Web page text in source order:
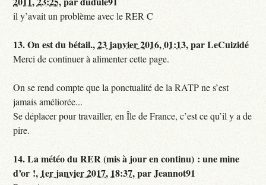
il y’avait un problème avec le RER C
13.On est du bétail.,23 janvier 2016, 01:13,parLeCuizidé
Merci de continuer à alimenter cette page.
On se rend compte que la ponctualité de la RATP ne s’est
jamais améliorée...
Se déplacer pour travailler, en Île de France, c’est ce qu’il y a de
pire.
14.La météo du RER (mis à jour en continu) : une mine
d’or !, 1er janvier 2017, 18:37,parJeannot91